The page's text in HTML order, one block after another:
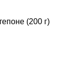
(200 г)